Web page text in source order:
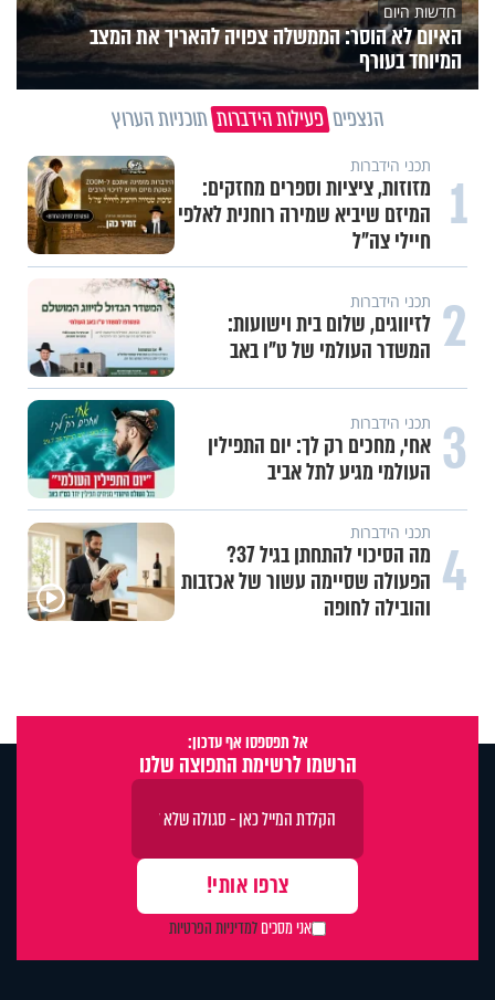
חדשות היום
האיום לא הוסר: הממשלה צפויה להאריך את המצב
המיוחד בעורף
הנצפים פעילות הידברות תוכניות הערוץ
1 תכני הידברות
מזוזות, ציציות וספרים מחזקים:
המיזם שיביא שמירה רוחנית לאלפי
חיילי צה"ל
2 תכני הידברות
לזיווגים, שלום בית וישועות:
המשדר העולמי של ט"ו באב
3 תכני הידברות
אחי, מחכים רק לך: יום התפילין
העולמי מגיע לתל אביב
4 תכני הידברות
מה הסיכוי להתחתן בגיל 37?
הפעולה שסיימה עשור של אכזבות
והובילה לחופה
אל תפספסו אף עדכון:
הרשמו לרשימת התפוצה שלנו
אני מסכיםלמדיניות הפרטיות